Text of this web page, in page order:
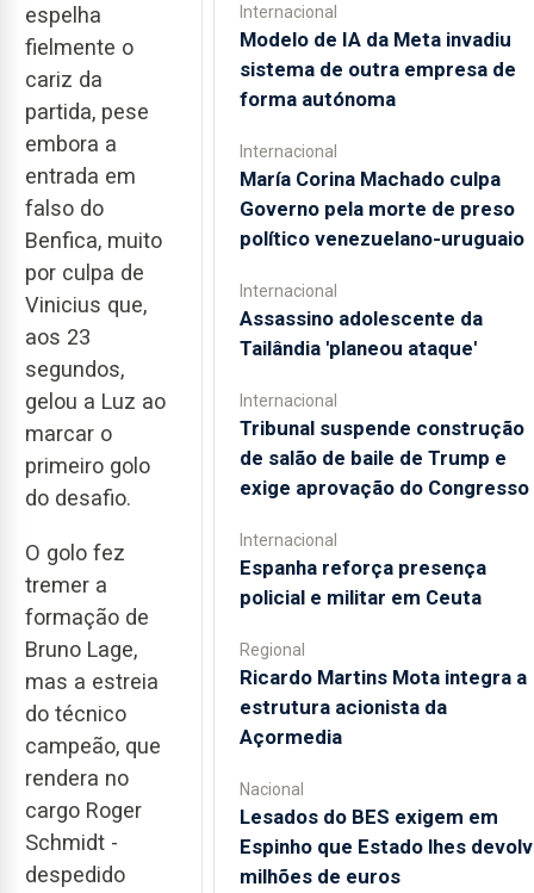
espelha
fielmente o
cariz da
partida, pese
embora a
entrada em
falso do
Benfica, muito
por culpa de
Vinicius que,
aos 23
segundos,
gelou a Luz ao
marcar o
primeiro golo
do desafio.
O golo fez
tremer a
formação de
Bruno Lage,
mas a estreia
do técnico
campeão, que
rendera no
cargo Roger
Schmidt -
despedido
Internacional
Modelo de IA da Meta invadiu
sistema de outra empresa de
forma autónoma
Internacional
María Corina Machado culpa
Governo pela morte de preso
político venezuelano-uruguaio
Internacional
Assassino adolescente da
Tailândia 'planeou ataque'
Internacional
Tribunal suspende construção
de salão de baile de Trump e
exige aprovação do Congresso
Internacional
Espanha reforça presença
policial e militar em Ceuta
Regional
Ricardo Martins Mota integra a
estrutura acionista da
Açormedia
Nacional
Lesados do BES exigem em
Espinho que Estado lhes
milhões de euros